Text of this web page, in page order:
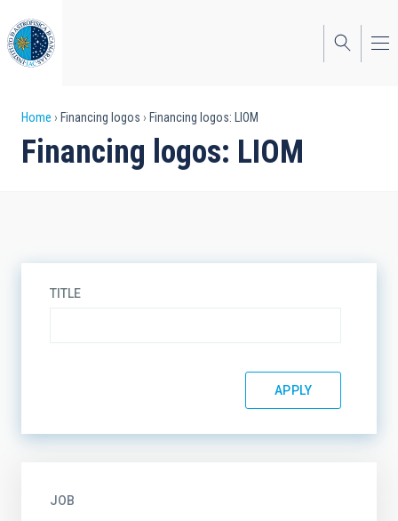
to
main
content
Breadcrumb
Home Financing logos Financing logos: LIOM
Financing logos: LIOM
TITLE
JOB